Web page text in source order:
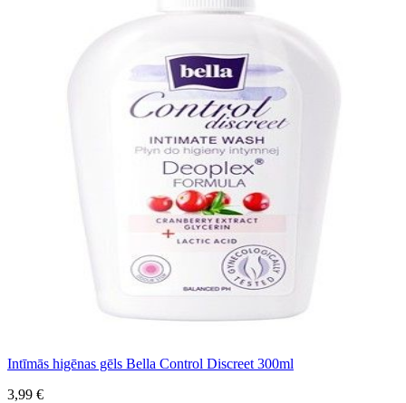
Intīmās higēnas gēls Bella Control Discreet 300ml
3,99 €